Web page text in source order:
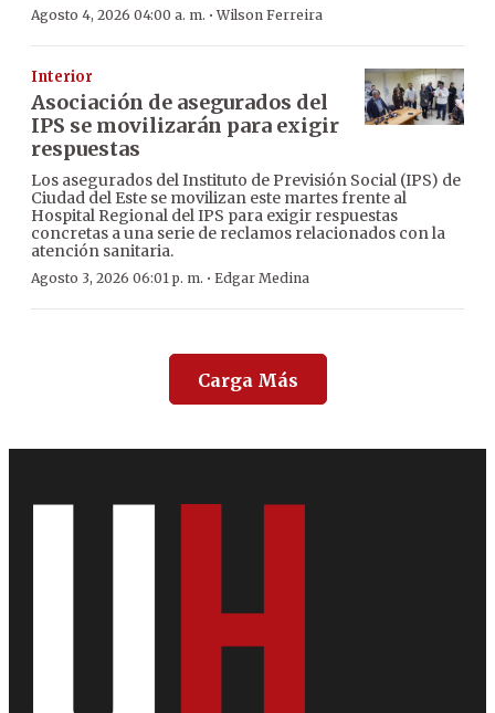
Agosto 4, 2026 04:00 a. m. ·Wilson Ferreira
Interior
Asociación de asegurados del
IPS se movilizarán para exigir
respuestas
Los asegurados del Instituto de Previsión Social (IPS) de
Ciudad del Este se movilizan este martes frente al
Hospital Regional del IPS para exigir respuestas
concretas a una serie de reclamos relacionados con la
atención sanitaria.
Agosto 3, 2026 06:01 p. m. · Edgar Medina
Carga Más